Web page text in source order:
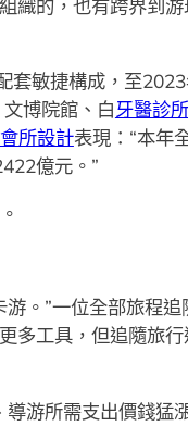
織的，也有跨界到
敏捷構成，至
博院館、白牙醫診
會所設計表現：“本年
億元。”
。”一位全部旅程
多工具，但追隨旅行
游所需支出價錢猛